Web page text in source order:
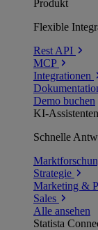
Produkt
Flexible
Rest API
MCP
Integrationen
Demo buchen
KI-Assistenten
Schnelle
Strategie
Marketing &
Sales
Alle ansehen
Statista